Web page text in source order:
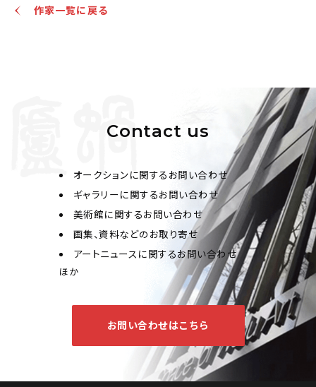
作家一覧に戻る
Contact us
オークションに関するお問い合わせ
ギャラリーに関するお問い合わせ
美術館に関するお問い合わせ
画集、資料などのお取り寄せ
アートニュースに関するお問い合わせ
ほか
お問い合わせはこちら